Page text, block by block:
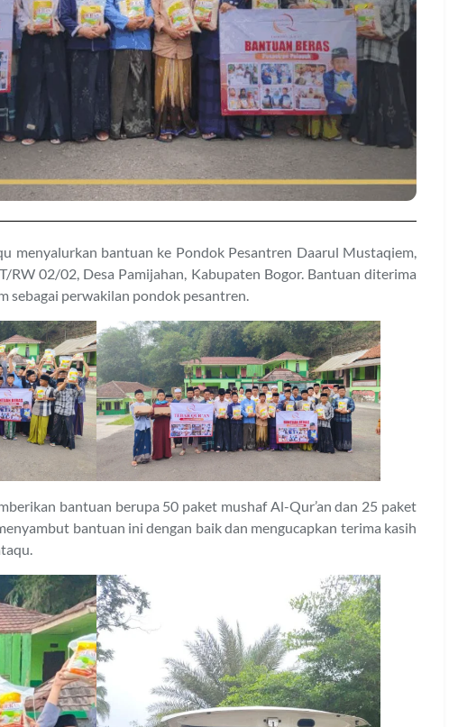
menyalurkan bantuan ke Pondok Pesantren Daarul Mustaqiem,
RW 02/02, Desa Pamijahan, Kabupaten Bogor. Bantuan diterima
sebagai perwakilan pondok pesantren.
bantuan berupa 50 paket mushaf Al-Qur’an dan 25 paket
bantuan ini dengan baik dan mengucapkan terima kasih